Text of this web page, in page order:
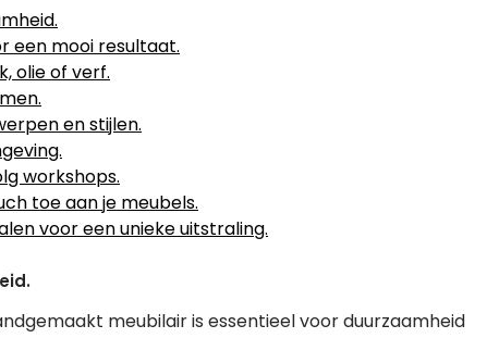
een mooi resultaat.
olie of verf.
en stijlen.
workshops.
toe aan je meubels.
voor een unieke uitstraling.
meubilair is essentieel voor duurzaamheid